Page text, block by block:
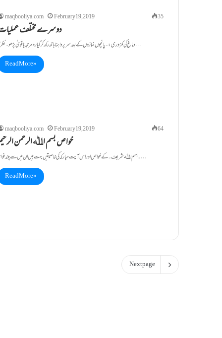
maqbooliya.com February 19, 2019 35
دوسرے مختلف
دماغ کی کمزوری:۔ پانچوں نمازوں کے بعد سر پر داہنا ہاتھ رکھ کر گیارہ مرتبہ یَا قَوِیُّ پڑھو۔ نظر کا…
Read More »
maqbooliya.com February 19, 2019 64
خواص بسم اﷲ الرحمن
۔بسم اﷲشریف ۔ کے خواص اور اس آیت مبارکہ کی خاصیتیں بہت ہیں ان میں سے چند فوائد…
Read More »
Next page